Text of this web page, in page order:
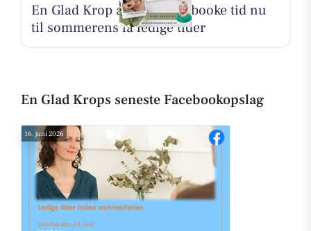
En Glad Krop anbefaler at booke tid nu
til sommerens få ledige tider
En Glad Krops seneste Facebookopslag
16. juni 2026